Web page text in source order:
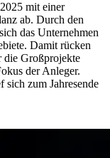
mit einer
ab. Durch den
das Unternehmen
Damit rücken
die Großprojekte
der Anleger.
zum Jahresende